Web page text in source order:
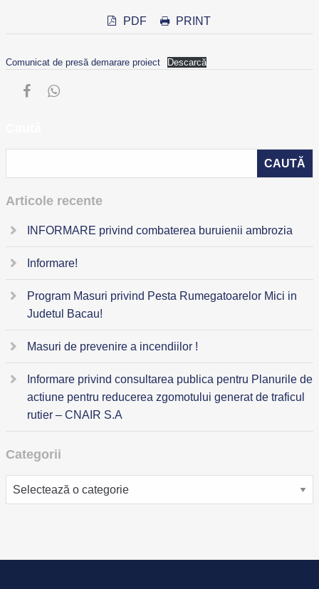
PDF PRINT
Comunicat de presă demarare proiect Descarcă
Articole recente
INFORMARE privind combaterea buruienii ambrozia
Informare!
Program Masuri privind Pesta Rumegatoarelor Mici in
Judetul Bacau!
Masuri de prevenire a incendiilor !
Informare privind consultarea publica pentru Planurile de
actiune pentru reducerea zgomotului generat de traficul
rutier – CNAIR S.A
Categorii
Categorii